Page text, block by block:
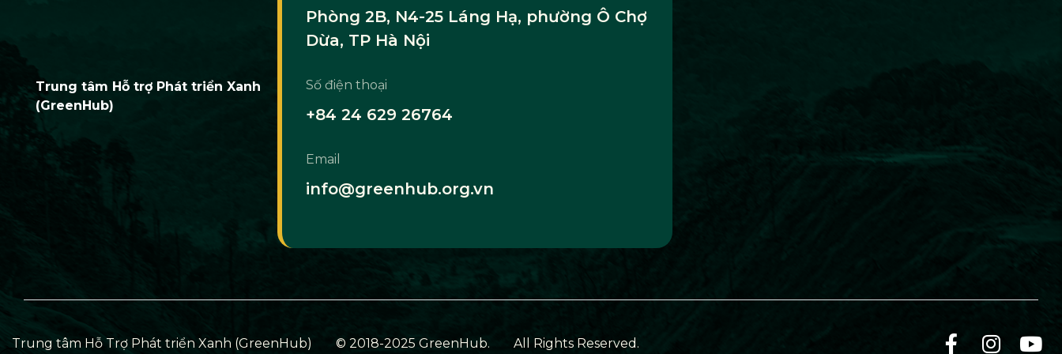
Trung tâm Hỗ trợ Phát triển Xanh
(GreenHub)
Phòng 2B, N4-25 Láng Hạ, phường Ô Chợ
Dừa, TP Hà Nội
Số điện thoại
+84 24 629 26764
Email
info@greenhub.org.vn
Trung tâm Hỗ Trợ Phát triển Xanh (GreenHub) © 2018-2025 GreenHub. All Rights Reserved.